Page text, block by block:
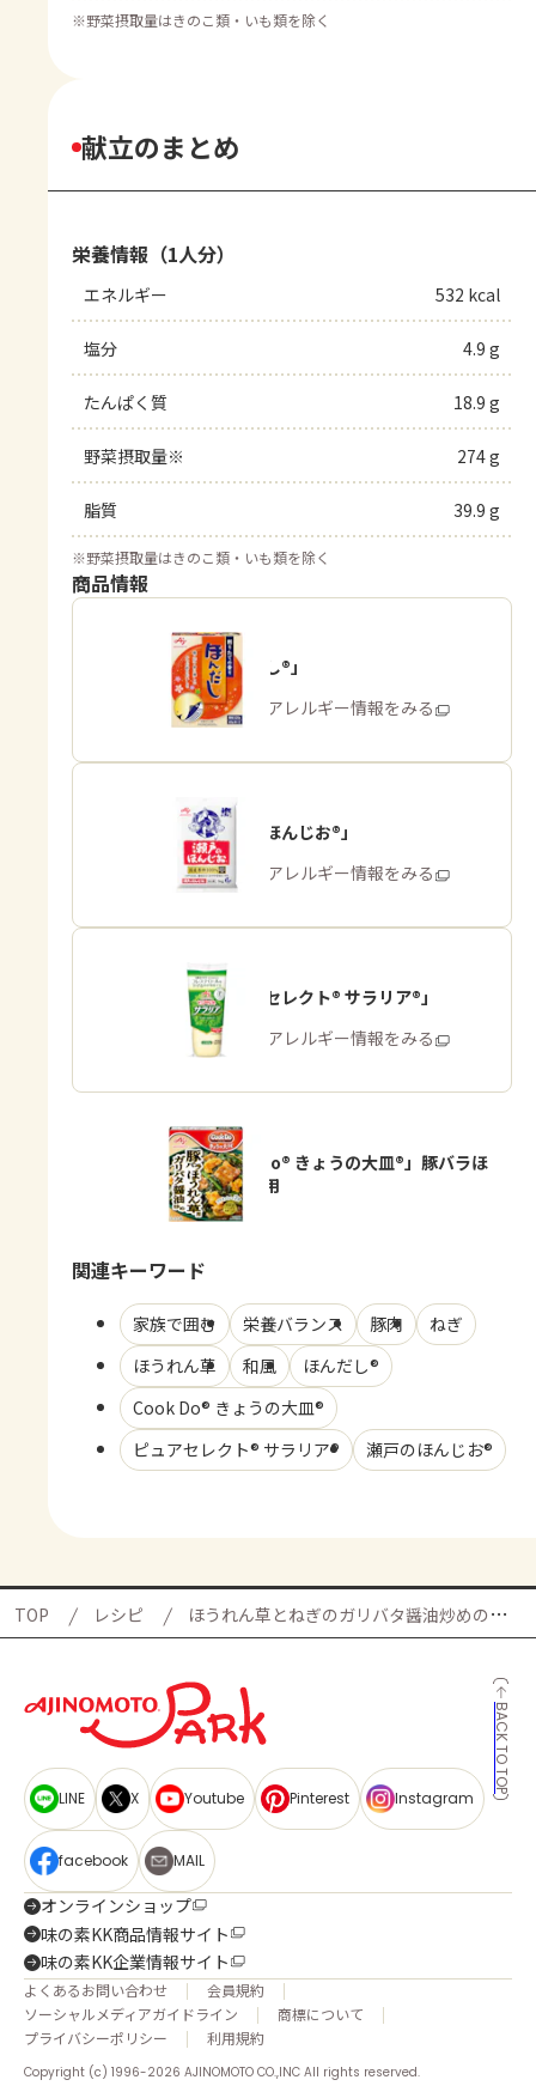
※野菜摂取量はきのこ類・いも類を除く
献立のまとめ
栄養情報（1人分）
エネルギー 532 kcal
塩分 4.9 g
たんぱく質 18.9 g
野菜摂取量※ 274 g
脂質 39.9 g
※野菜摂取量はきのこ類・いも類を除く
商品情報
「ほんだし®」
商品・アレルギー情報をみる
「瀬戸のほんじお®」
商品・アレルギー情報をみる
「ピュアセレクト® サラリア®」
商品・アレルギー情報をみる
「Cook Do® きょうの大皿®」豚バラほ
うれん草用
関連キーワード
家族で囲む 栄養バランス 豚肉
ねぎ
ほうれん草
和風
ほんだし®
Cook Do® きょうの大皿®
ピュアセレクト® サラリア®
瀬戸のほんじお®
TOP レシピ ほうれん草とねぎのガリバタ醤油炒めの献立
BACK TO TOP
LINE X Youtube Pinterest Instagram
facebook MAIL
オンラインショップ
味の素KK商品情報サイト
味の素KK企業情報サイト
よくあるお問い合わせ
会員規約
ソーシャルメディアガイドライン
商標について
プライバシーポリシー
利用規約
Copyright (c) 1996-2026 AJINOMOTO CO.,INC All rights reserved.